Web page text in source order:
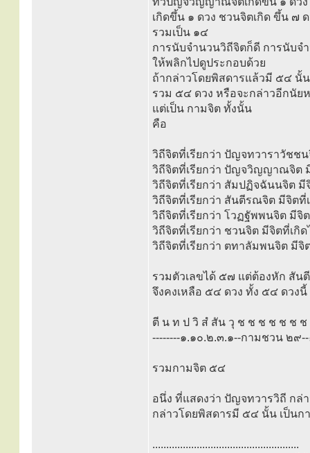
เกิดขึ้น ๑ ดวง ชวนจิตเกิด ขึ้น ๗
รวมเป็น ๑๔
การนับจำนวนวิถีจิตก็ดี การนับจ
ให้พลิกไปดูประกอบด้วย
ถ้ากล่าวโดยพิสดารแล้วมี ๕๔ นั้
รวม ๕๔ ดวง หรือจะกล่าวอีกนัย
แต่เป็น กามจิต ทั้งนั้น
คือ
วิถีจิตที่เรียกว่า ปัญจทวาราวัชช
วิถีจิตที่เรียกว่า ปัญจวิญญาณจิต
วิถีจิตที่เรียกว่า สัมปฏิจฉันนจิต
วิถีจิตที่เรียกว่า สันตีรณจิต มีจิต
วิถีจิตที่เรียกว่า โวฏฐัพพนจิต มีจิ
วิถีจิตที่เรียกว่า ชวนจิต มีจิตที่เกิ
วิถีจิตที่เรียกว่า ตทาลัมพนจิต มี
รวมตัวเลขได้ ๕๗ แต่ต้องหัก สัน
จึงคงเหลือ ๕๔ ดวง ทั้ง ๕๔ ดวง
ตี น ท ป วิ สํ สัน วุ ช ช ช ช ช ช ช
--------๑.๑๐.๒.๓.๑--กามชวน ๒๙
รวมกามจิต ๕๔
อนึ่ง ที่แสดงว่า ปัญจทวารวิถี กล่
กล่าวโดยพิสดารมี ๕๔ นั้น เป็นก
.....................................................